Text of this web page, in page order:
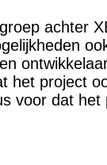
achter
het project
voor dat